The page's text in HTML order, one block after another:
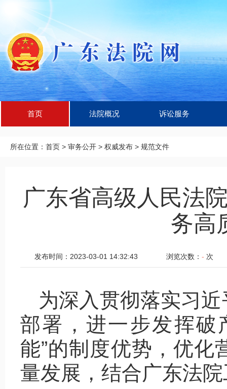
首页 法院概况 诉讼服务
所在位置： 首页 > 审务公开 > 权威发布 > 规范文件
广东省高级人民法
务高
发布时间：2023-03-01 14:32:43 浏览次数： - 次
为深入贯彻落实习
部署，进一步发挥破
能”的制度优势，优化
量发展，结合广东法